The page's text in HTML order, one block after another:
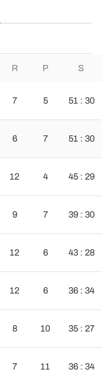
R P S
7 5 51 : 30
6 7 51 : 30
12 4 45 : 29
9 7 39 : 30
12 6 43 : 28
12 6 36 : 34
8 10 35 : 27
7 11 36 : 34